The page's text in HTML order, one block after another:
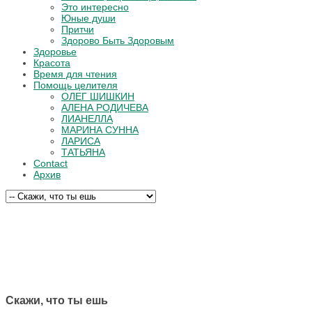
Это интересно
Юные души
Притчи
Здорово Быть Здоровым
Здоровье
Красота
Время для чтения
Помощь целителя
ОЛЕГ ШИШКИН
АЛЕНА РОДИЧЕВА
ЛИАНЕЛЛА
МАРИНА СУННА
ЛАРИСА
ТАТЬЯНА
Contact
Архив
Скажи, что ты ешь